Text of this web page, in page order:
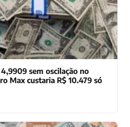
sem oscilação no
Max custaria R$ 10.479 só